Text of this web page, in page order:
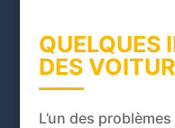
QUELQUES
DES
L’un des